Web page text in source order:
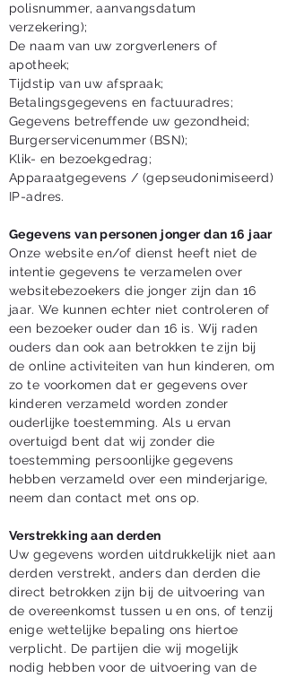
polisnummer, aanvangsdatum
verzekering);
De naam van uw zorgverleners of
apotheek;
Tijdstip van uw afspraak;
Betalingsgegevens en factuuradres;
Gegevens betreffende uw gezondheid;
Burgerservicenummer (BSN);
Klik- en bezoekgedrag;
Apparaatgegevens / (gepseudonimiseerd)
IP-adres.
Gegevens van personen jonger dan 16 jaar
Onze website en/of dienst heeft niet de
intentie gegevens te verzamelen over
websitebezoekers die jonger zijn dan 16
jaar. We kunnen echter niet controleren of
een bezoeker ouder dan 16 is. Wij raden
ouders dan ook aan betrokken te zijn bij
de online activiteiten van hun kinderen, om
zo te voorkomen dat er gegevens over
kinderen verzameld worden zonder
ouderlijke toestemming. Als u ervan
overtuigd bent dat wij zonder die
toestemming persoonlijke gegevens
hebben verzameld over een minderjarige,
neem dan contact met ons op.
Verstrekking aan derden
Uw gegevens worden uitdrukkelijk niet aan
derden verstrekt, anders dan derden die
direct betrokken zijn bij de uitvoering van
de overeenkomst tussen u en ons, of tenzij
enige wettelijke bepaling ons hiertoe
verplicht. De partijen die wij mogelijk
nodig hebben voor de uitvoering van de